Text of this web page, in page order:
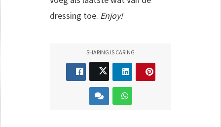
dressing toe. Enjoy!
SHARING IS CARING